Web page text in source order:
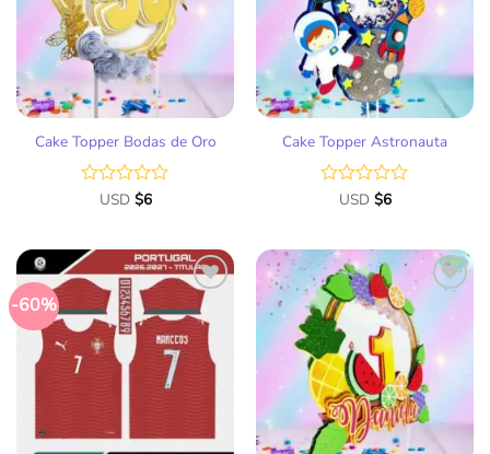
deseos
Cake Topper Bodas de Oro
Valorado
de
USD $6
deseos
Cake Topper Astronauta
Valorado
de
5
USD $6
-60%
Añadir
a la
lista
de
deseos
deseos